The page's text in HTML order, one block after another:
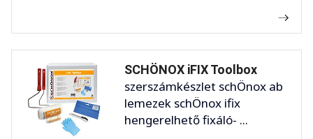
SCHÖNOX iFIX Toolbox
szerszámkészlet schÖnox ab
lemezek schÖnox ifix
hengerelhető fixáló- ...